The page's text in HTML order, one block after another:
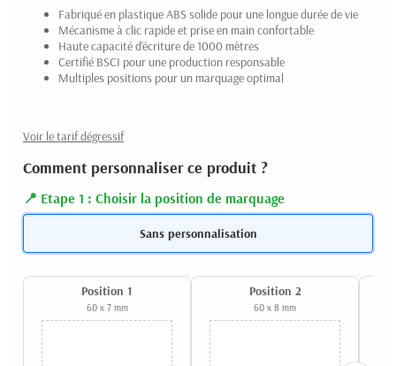
(3 avis)
Fabriqué en plastique ABS solide pour une longue durée de vie
Mécanisme à clic rapide et prise en main confortable
Haute capacité d'écriture de 1000 mètres
Certifié BSCI pour une production responsable
Multiples positions pour un marquage optimal
Voir le tarif dégressif
Comment personnaliser ce produit ?
Etape 1 : Choisir la position de marquage
Sans personnalisation
Position 1
60 x 7 mm
Position 2
60 x 8 mm